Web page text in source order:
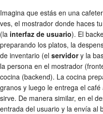
Imagina que estás en una
ves, el mostrador donde haces
(la interfaz de usuario). El
preparando los platos, la
de inventario (el servidory la
la persona en el mostrador
cocina (backend). La cocina
granos y luego le entrega el
sirve. De manera similar, en el
entrada del usuario y la envía al